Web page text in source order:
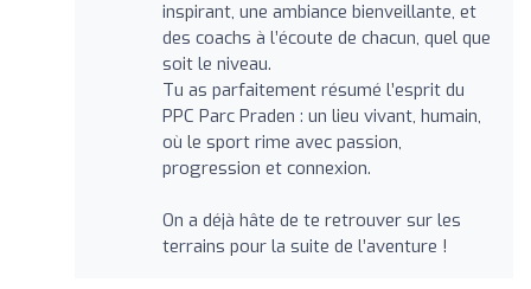
inspirant, une ambiance bienveillante, et
des coachs à l’écoute de chacun, quel que
soit le niveau.
Tu as parfaitement résumé l’esprit du
PPC Parc Praden : un lieu vivant, humain,
où le sport rime avec passion,
progression et connexion.
On a déjà hâte de te retrouver sur les
terrains pour la suite de l’aventure !